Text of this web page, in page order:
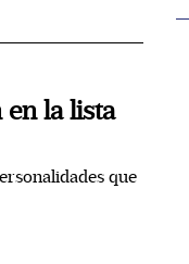
en la lista
que